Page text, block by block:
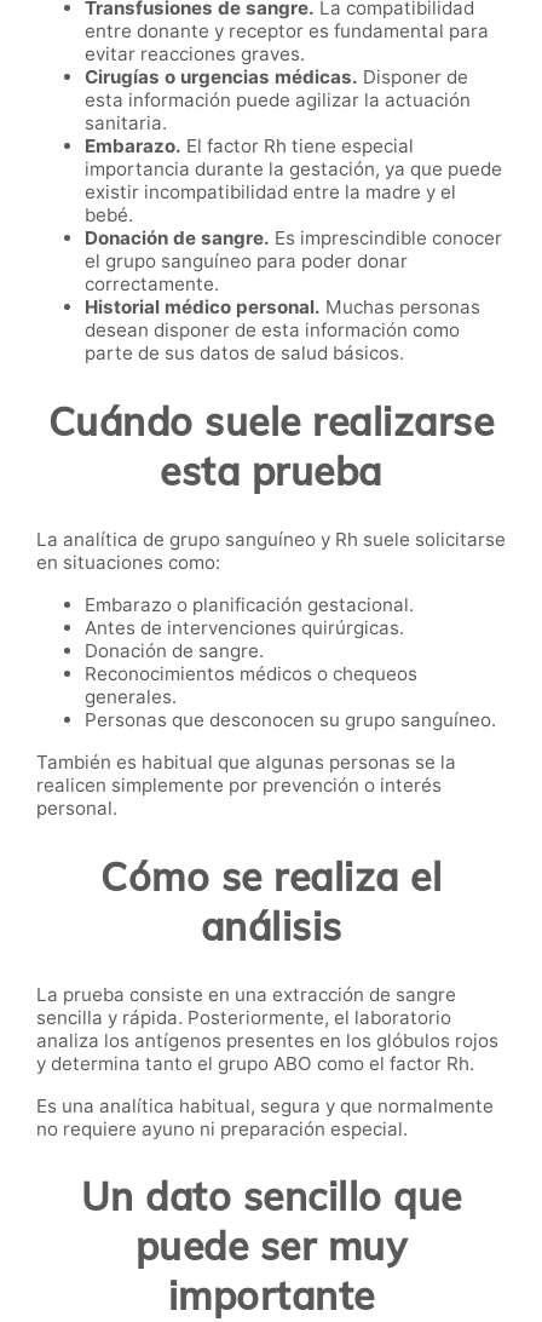
Transfusiones de sangre. La compatibilidad
entre donante y receptor es fundamental para
evitar reacciones graves.
Cirugías o urgencias médicas. Disponer de
esta información puede agilizar la actuación
sanitaria.
Embarazo. El factor Rh tiene especial
importancia durante la gestación, ya que puede
existir incompatibilidad entre la madre y el
bebé.
Donación de sangre. Es imprescindible conocer
el grupo sanguíneo para poder donar
correctamente.
Historial médico personal. Muchas personas
desean disponer de esta información como
parte de sus datos de salud básicos.
Cuándo suele realizarse
esta prueba
La analítica de grupo sanguíneo y Rh suele solicitarse
en situaciones como:
Embarazo o planificación gestacional.
Antes de intervenciones quirúrgicas.
Donación de sangre.
Reconocimientos médicos o chequeos
generales.
Personas que desconocen su grupo sanguíneo.
También es habitual que algunas personas se la
realicen simplemente por prevención o interés
personal.
Cómo se realiza el
análisis
La prueba consiste en una extracción de sangre
sencilla y rápida. Posteriormente, el laboratorio
analiza los antígenos presentes en los glóbulos rojos
y determina tanto el grupo ABO como el factor Rh.
Es una analítica habitual, segura y que normalmente
no requiere ayuno ni preparación especial.
Un dato sencillo que
puede ser muy
importante